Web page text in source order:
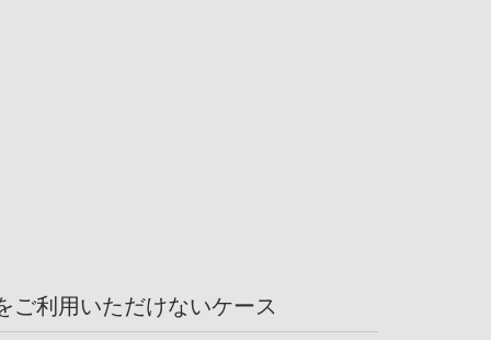
ご利用いただけないケース